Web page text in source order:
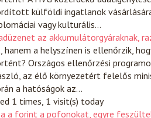
külföldi ingatlanok
vagy kulturális…
az akkumulátorgyáraknak,
hanem a helyszínen is ellenőrzik,
Országos ellenőrzési
az élő környezetért felelős
a hatóságok az…
1 times, 1 visit(s) today
a forint a pofonokat, egyre